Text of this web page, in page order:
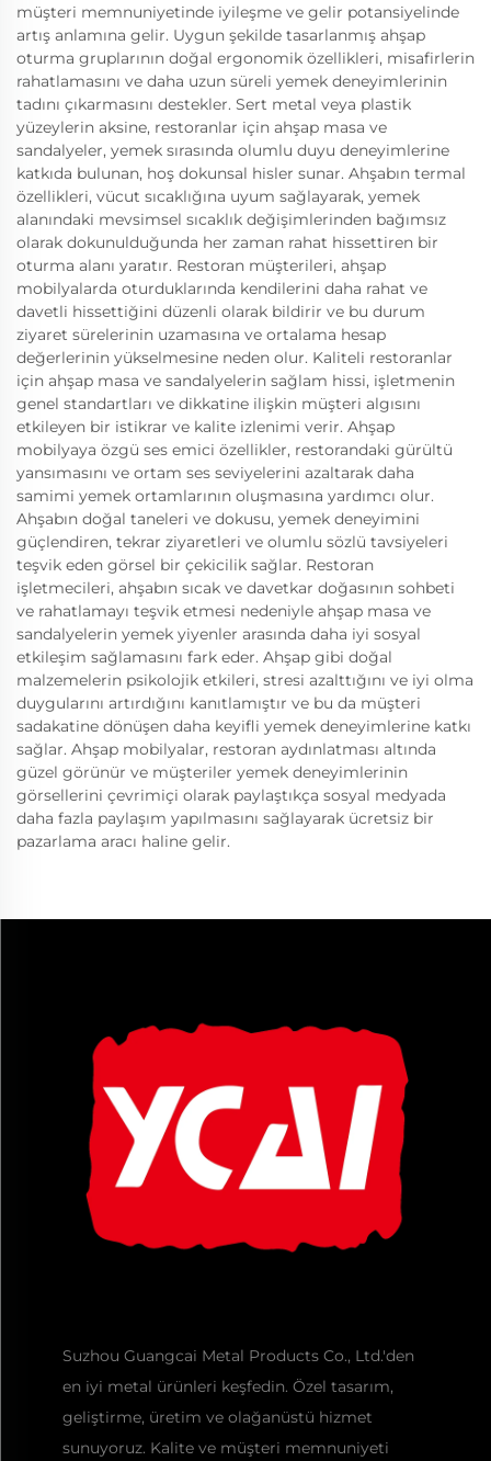
müşteri memnuniyetinde iyileşme ve gelir potansiyelinde
artış anlamına gelir. Uygun şekilde tasarlanmış ahşap
oturma gruplarının doğal ergonomik özellikleri, misafirlerin
rahatlamasını ve daha uzun süreli yemek deneyimlerinin
tadını çıkarmasını destekler. Sert metal veya plastik
yüzeylerin aksine, restoranlar için ahşap masa ve
sandalyeler, yemek sırasında olumlu duyu deneyimlerine
katkıda bulunan, hoş dokunsal hisler sunar. Ahşabın termal
özellikleri, vücut sıcaklığına uyum sağlayarak, yemek
alanındaki mevsimsel sıcaklık değişimlerinden bağımsız
olarak dokunulduğunda her zaman rahat hissettiren bir
oturma alanı yaratır. Restoran müşterileri, ahşap
mobilyalarda oturduklarında kendilerini daha rahat ve
davetli hissettiğini düzenli olarak bildirir ve bu durum
ziyaret sürelerinin uzamasına ve ortalama hesap
değerlerinin yükselmesine neden olur. Kaliteli restoranlar
için ahşap masa ve sandalyelerin sağlam hissi, işletmenin
genel standartları ve dikkatine ilişkin müşteri algısını
etkileyen bir istikrar ve kalite izlenimi verir. Ahşap
mobilyaya özgü ses emici özellikler, restorandaki gürültü
yansımasını ve ortam ses seviyelerini azaltarak daha
samimi yemek ortamlarının oluşmasına yardımcı olur.
Ahşabın doğal taneleri ve dokusu, yemek deneyimini
güçlendiren, tekrar ziyaretleri ve olumlu sözlü tavsiyeleri
teşvik eden görsel bir çekicilik sağlar. Restoran
işletmecileri, ahşabın sıcak ve davetkar doğasının sohbeti
ve rahatlamayı teşvik etmesi nedeniyle ahşap masa ve
sandalyelerin yemek yiyenler arasında daha iyi sosyal
etkileşim sağlamasını fark eder. Ahşap gibi doğal
malzemelerin psikolojik etkileri, stresi azalttığını ve iyi olma
duygularını artırdığını kanıtlamıştır ve bu da müşteri
sadakatine dönüşen daha keyifli yemek deneyimlerine katkı
sağlar. Ahşap mobilyalar, restoran aydınlatması altında
güzel görünür ve müşteriler yemek deneyimlerinin
görsellerini çevrimiçi olarak paylaştıkça sosyal medyada
daha fazla paylaşım yapılmasını sağlayarak ücretsiz bir
pazarlama aracı haline gelir.
Suzhou Guangcai Metal Products Co., Ltd.'den
en iyi metal ürünleri keşfedin. Özel tasarım,
geliştirme, üretim ve olağanüstü hizmet
sunuyoruz. Kalite ve müşteri memnuniyeti